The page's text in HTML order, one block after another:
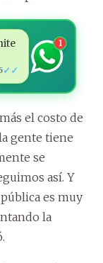
✓✓
1
el costo de
gente tiene
se
así. Y
es muy
la